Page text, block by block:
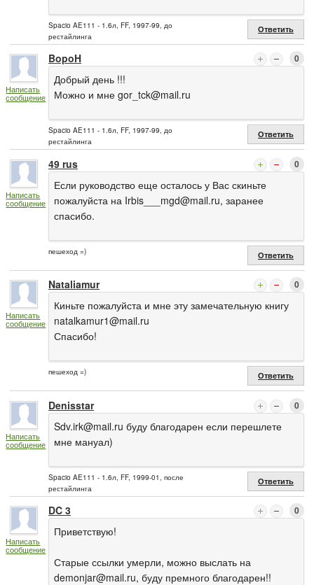
Spacio AE111 - 1.6л, FF, 1997-99, до
рестайлинга
Ответить
Написать
сообщение
BopoH 0
Добрый день !!!
Можно и мне gor_tck@mail.ru
Spacio AE111 - 1.6л, FF, 1997-99, до
рестайлинга
Ответить
Написать
сообщение
49 rus 0
Если руководство еще осталось у Вас скиньте
пожалуйста на Irbis___mgd@mail.ru, заранее
спасибо.
пешеход =) Ответить
Написать
сообщение
Nataliamur 0
Киньте пожалуйста и мне эту замечательную книгу
natalkamur1@mail.ru
Спасибо!
пешеход =) Ответить
Написать
сообщение
Denisstar 0
Sdv.irk@mail.ru буду благодарен если перешлете
мне мануал)
Spacio AE111 - 1.6л, FF, 1999-01, после
рестайлинга
Ответить
Написать
сообщение
DC 3 0
Приветствую!
Старые ссылки умерли, можно выслать на
demonjar@mail.ru, буду премного благодарен!!